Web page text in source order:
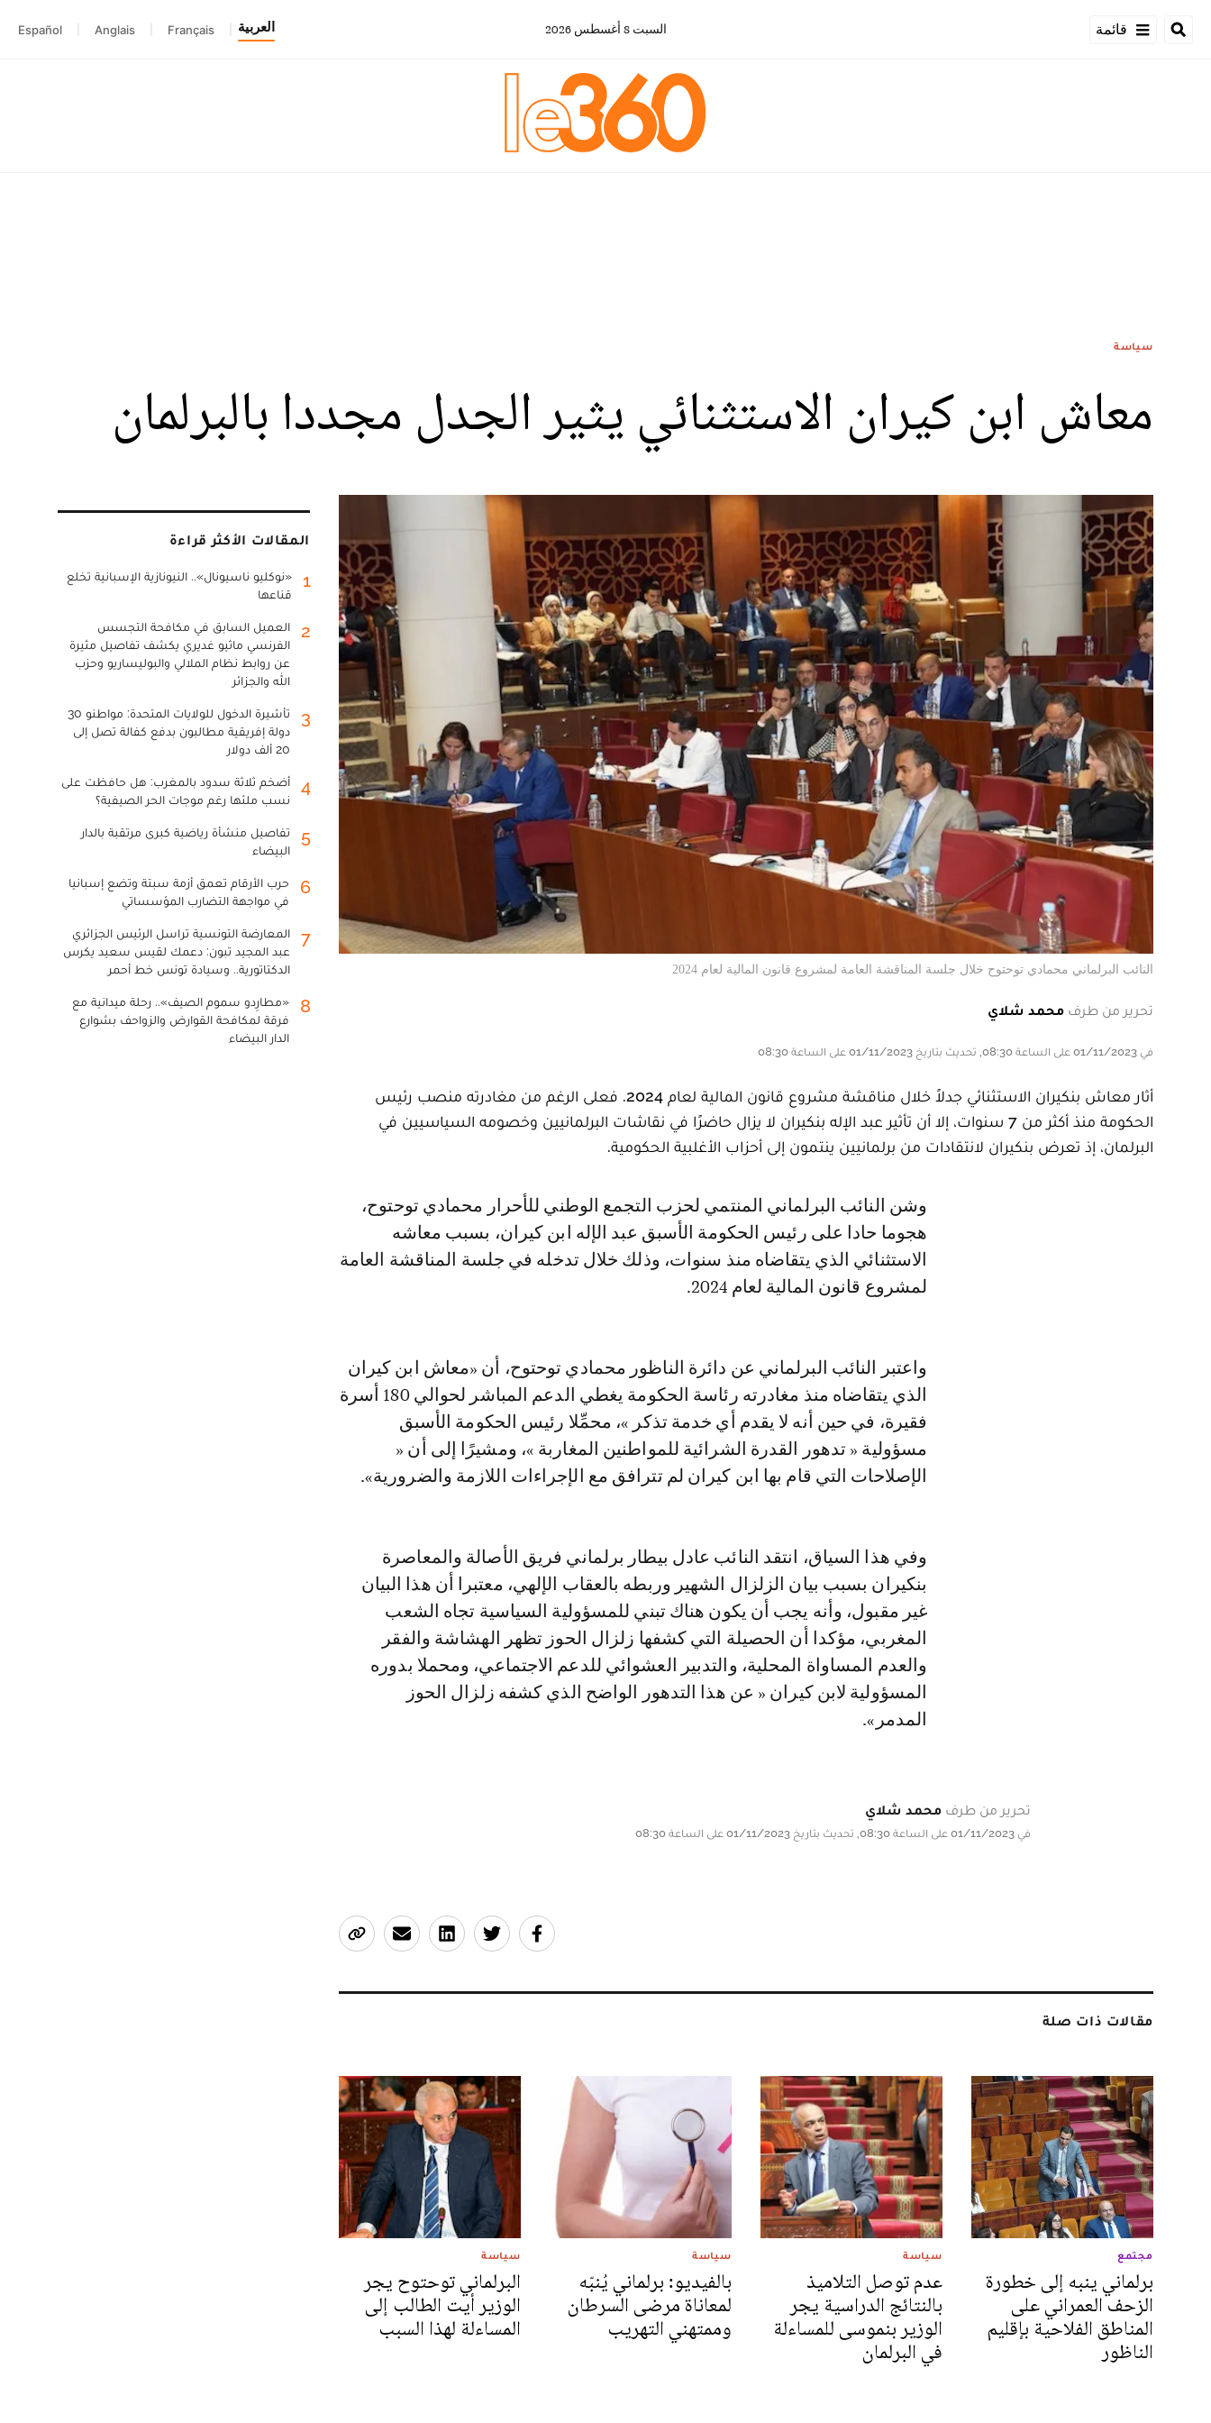
قائمة السبت 8 أغسطس 2026 العربية Français
Anglais
Español
سياسة
معاش ابن كيران الاستثنائي يثير الجدل مجددا بالبرلمان
النائب البرلماني محمادي توحتوح خلال جلسة المناقشة العامة لمشروع قانون المالية لعام 2024
تحرير من طرف محمد شلاي
في 01/11/2023 على الساعة 08:30, تحديث بتاريخ 01/11/2023 على الساعة 08:30
أثار معاش بنكيران الاستثنائي جدلاً خلال مناقشة مشروع قانون المالية لعام 2024. فعلى الرغم من مغادرته منصب رئيس
الحكومة منذ أكثر من 7 سنوات، إلا أن تأثير عبد الإله بنكيران لا يزال حاضرًا في نقاشات البرلمانيين وخصومه السياسيين في
البرلمان، إذ تعرض بنكيران لانتقادات من برلمانيين ينتمون إلى أحزاب الأغلبية الحكومية.
وشن النائب البرلماني المنتمي لحزب التجمع الوطني للأحرار محمادي توحتوح،
هجوما حادا على رئيس الحكومة الأسبق عبد الإله ابن كيران، بسبب معاشه
الاستثنائي الذي يتقاضاه منذ سنوات، وذلك خلال تدخله في جلسة المناقشة العامة
لمشروع قانون المالية لعام 2024.
واعتبر النائب البرلماني عن دائرة الناظور محمادي توحتوح، أن «معاش ابن كيران
الذي يتقاضاه منذ مغادرته رئاسة الحكومة يغطي الدعم المباشر لحوالي 180 أسرة
فقيرة، في حين أنه لا يقدم أي خدمة تذكر »، محمِّلا رئيس الحكومة الأسبق
مسؤولية « تدهور القدرة الشرائية للمواطنين المغاربة »، ومشيرًا إلى أن «
الإصلاحات التي قام بها ابن كيران لم تترافق مع الإجراءات اللازمة والضرورية».
وفي هذا السياق، انتقد النائب عادل بيطار برلماني فريق الأصالة والمعاصرة
بنكيران بسبب بيان الزلزال الشهير وربطه بالعقاب الإلهي، معتبرا أن هذا البيان
غير مقبول، وأنه يجب أن يكون هناك تبني للمسؤولية السياسية تجاه الشعب
المغربي، مؤكدا أن الحصيلة التي كشفها زلزال الحوز تظهر الهشاشة والفقر
والعدم المساواة المحلية، والتدبير العشوائي للدعم الاجتماعي، ومحملا بدوره
المسؤولية لابن كيران « عن هذا التدهور الواضح الذي كشفه زلزال الحوز
المدمر».
تحرير من طرف محمد شلاي
في 01/11/2023 على الساعة 08:30, تحديث بتاريخ 01/11/2023 على الساعة 08:30
مقالات ذات صلة
مجتمع
برلماني ينبه إلى خطورة
الزحف العمراني على
المناطق الفلاحية بإقليم
الناظور
سياسة
عدم توصل التلاميذ
بالنتائج الدراسية يجر
الوزير بنموسى للمساءلة
في البرلمان
سياسة
بالفيديو: برلماني يُنبّه
لمعاناة مرضى السرطان
وممتهني التهريب
سياسة
البرلماني توحتوح يجر
الوزير أيت الطالب إلى
المساءلة لهذا السبب
المقالات الأكثر قراءة
1
«نوكليو ناسيونال».. النيونازية الإسبانية تخلع
قناعها
2
العميل السابق في مكافحة التجسس
الفرنسي ماثيو غديري يكشف تفاصيل مثيرة
عن روابط نظام الملالي والبوليساريو وحزب
الله والجزائر
3
تأشيرة الدخول للولايات المتحدة: مواطنو 30
دولة إفريقية مطالبون بدفع كفالة تصل إلى
20 ألف دولار
4
أضخم ثلاثة سدود بالمغرب: هل حافظت على
نسب ملئها رغم موجات الحر الصيفية؟
5
تفاصيل منشأة رياضية كبرى مرتقبة بالدار
البيضاء
6
حرب الأرقام تعمق أزمة سبتة وتضع إسبانيا
في مواجهة التضارب المؤسساتي
7
المعارضة التونسية تراسل الرئيس الجزائري
عبد المجيد تبون: دعمك لقيس سعيد يكرس
الدكتاتورية.. وسيادة تونس خط أحمر
8
«مطارِدو سموم الصيف».. رحلة ميدانية مع
فرقة لمكافحة القوارض والزواحف بشوارع
الدار البيضاء